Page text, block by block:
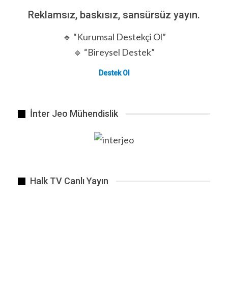
Brent petrolün varil fiyatı 82,89 dolar
Reklamsız, baskısız, sansürsüz yayın.
🔹 “Kurumsal Destekçi Ol”
🔹 “Bireysel Destek”
Destek Ol
İnter Jeo Mühendislik
Halk TV Canlı Yayın